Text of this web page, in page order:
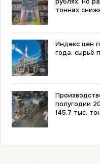
тоннах
Индекс цен
года: сырьё
полугодии
145,7 тыс.